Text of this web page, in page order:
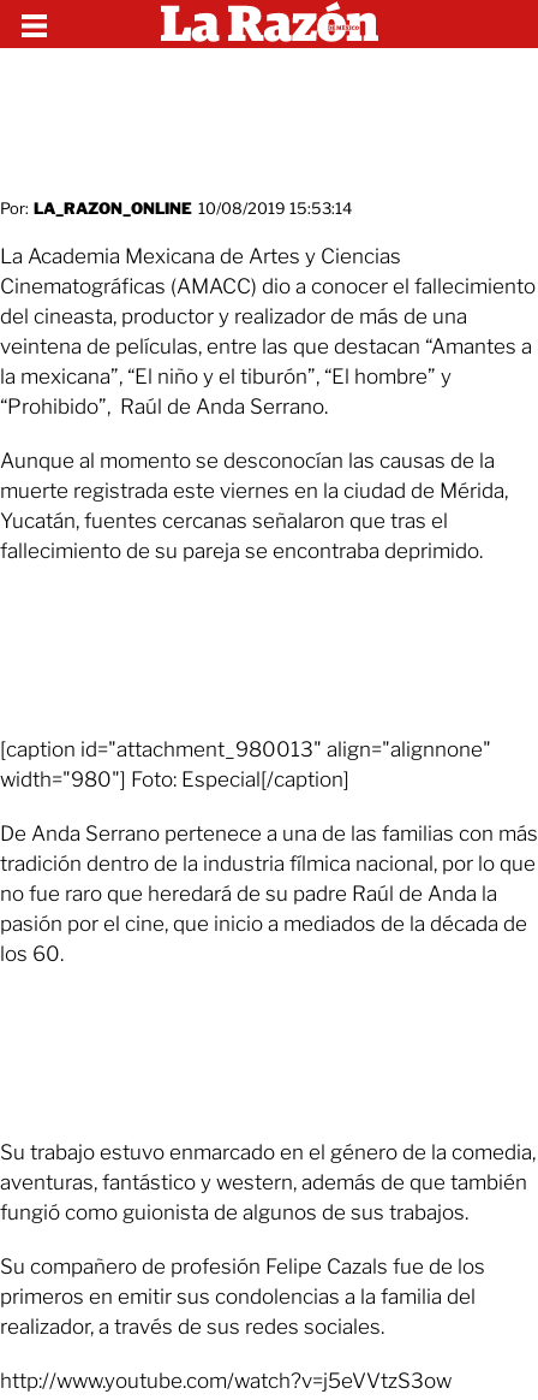
Por: LA_RAZON_ONLINE 10/08/2019 15:53:14
La Academia Mexicana de Artes y Ciencias
Cinematográficas (AMACC) dio a conocer el fallecimiento
del cineasta, productor y realizador de más de una
veintena de películas, entre las que destacan “Amantes a
la mexicana”, “El niño y el tiburón”, “El hombre” y
“Prohibido”, Raúl de Anda Serrano.
Aunque al momento se desconocían las causas de la
muerte registrada este viernes en la ciudad de Mérida,
Yucatán, fuentes cercanas señalaron que tras el
fallecimiento de su pareja se encontraba deprimido.
[caption id="attachment_980013" align="alignnone"
width="980"] Foto: Especial[/caption]
De Anda Serrano pertenece a una de las familias con más
tradición dentro de la industria fílmica nacional, por lo que
no fue raro que heredará de su padre Raúl de Anda la
pasión por el cine, que inicio a mediados de la década de
los 60.
Su trabajo estuvo enmarcado en el género de la comedia,
aventuras, fantástico y western, además de que también
fungió como guionista de algunos de sus trabajos.
Su compañero de profesión Felipe Cazals fue de los
primeros en emitir sus condolencias a la familia del
realizador, a través de sus redes sociales.
http://www.youtube.com/watch?v=j5eVVtzS3ow